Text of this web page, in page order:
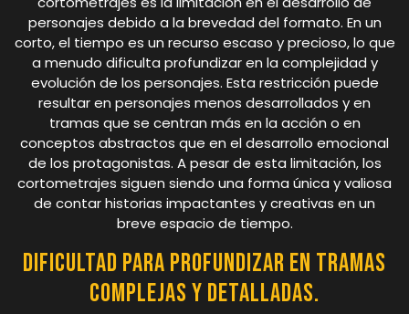
personajes debido a la brevedad del formato. En un
corto, el tiempo es un recurso escaso y precioso, lo que
a menudo dificulta profundizar en la complejidad y
evolución de los personajes. Esta restricción puede
resultar en personajes menos desarrollados y en
tramas que se centran más en la acción o en
conceptos abstractos que en el desarrollo emocional
de los protagonistas. A pesar de esta limitación, los
cortometrajes siguen siendo una forma única y valiosa
de contar historias impactantes y creativas en un
breve espacio de tiempo.
Dificultad para profundizar en tramas
complejas y detalladas.